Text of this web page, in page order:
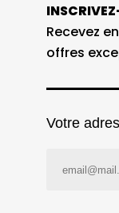
Recevez
offres
Votre